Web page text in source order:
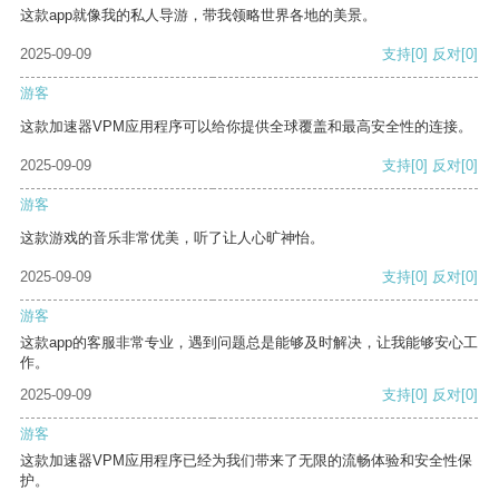
这款app就像我的私人导游，带我领略世界各地的美景。
2025-09-09 支持[0] 反对[0]
游客
这款加速器VPM应用程序可以给你提供全球覆盖和最高安全性的连接。
2025-09-09 支持[0] 反对[0]
游客
这款游戏的音乐非常优美，听了让人心旷神怡。
2025-09-09 支持[0] 反对[0]
游客
这款app的客服非常专业，遇到问题总是能够及时解决，让我能够安心工
作。
2025-09-09
支持[0] 反对[0]
游客
这款加速器VPM应用程序已经为我们带来了无限的流畅体验和安全性保
护。